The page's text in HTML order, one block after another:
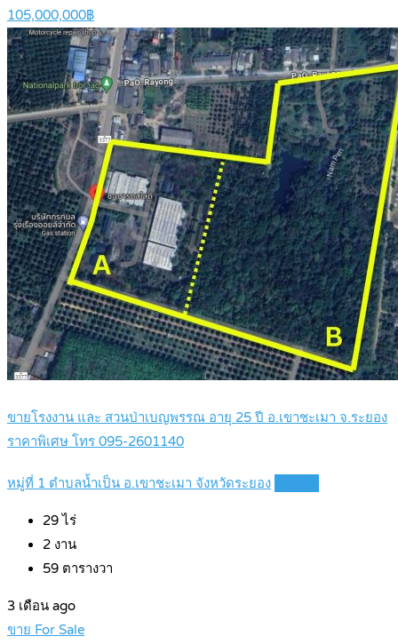
105,000,000฿
ขายโรงงาน และ สวนป่าเบญพรรณ อายุ 25 ปี อ.เขาชะเมา จ.ระยอง
ราคาพิเศษ โทร 095-2601140
หมู่ที่ 1 ตำบลน้ำเป็น อ.เขาชะเมา จังหวัดระยอง
29ไร่
2 งาน
59 ตารางวา
3 เดือน ago
ขาย For Sale